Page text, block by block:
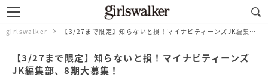
girlswalker 【3/27まで限定】知らないと損！マイナビティーンズJK編集部、8期大募集！
【3/27まで限定】知らないと損！マイナビティーンズ
JK編集部、8期大募集！